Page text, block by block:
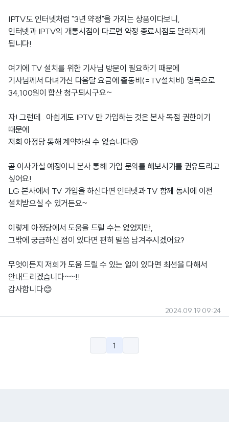
IPTV도 인터넷처럼 "3년 약정"을 가지는 상품이다보니,
인터넷과 IPTV의 개통시점이 다르면 약정 종료시점도 달라지게
됩니다!
여기에 TV 설치를 위한 기사님 방문이 필요하기 때문에
기사님께서 다녀가신 다음달 요금에 촐동비(=TV설치비) 명목으로
34,100원이 합산 청구되시구요~
자! 그런데.. 아쉽게도 IPTV 만 가입하는 것은 본사 독점 권한이기
때문에
저희 아정당 통해 계약하실 수 없습니다😢
곧 이사가실 예정이니 본사 통해 가입 문의를 해보시기를 권유드리고
싶어요!
LG 본사에서 TV 가입을 하신다면 인터넷과 TV 함께 동시에 이전
설치받으실 수 있거든요~
이렇게 아정당에서 도움을 드릴 수는 없었지만,
그밖에 궁금하신 점이 있다면 편히 말씀 남겨주시겠어요?
무엇이든지 저희가 도움 드릴 수 있는 일이 있다면 최선을 다해서
안내드리겠습니다~~!!
감사합니다😊
2024.09.19 09:24
1